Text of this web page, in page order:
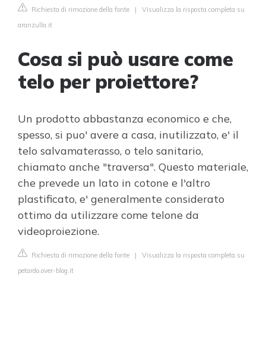
Richiesta di rimozione della fonte | Visualizza la risposta completa su
aranzulla.it
Cosa si può usare come
telo per proiettore?
Un prodotto abbastanza economico e che,
spesso, si puo' avere a casa, inutilizzato, e' il
telo salvamaterasso, o telo sanitario,
chiamato anche "traversa". Questo materiale,
che prevede un lato in cotone e l'altro
plastificato, e' generalmente considerato
ottimo da utilizzare come telone da
videoproiezione.
Richiesta di rimozione della fonte | Visualizza la risposta completa su
petardo.over-blog.it